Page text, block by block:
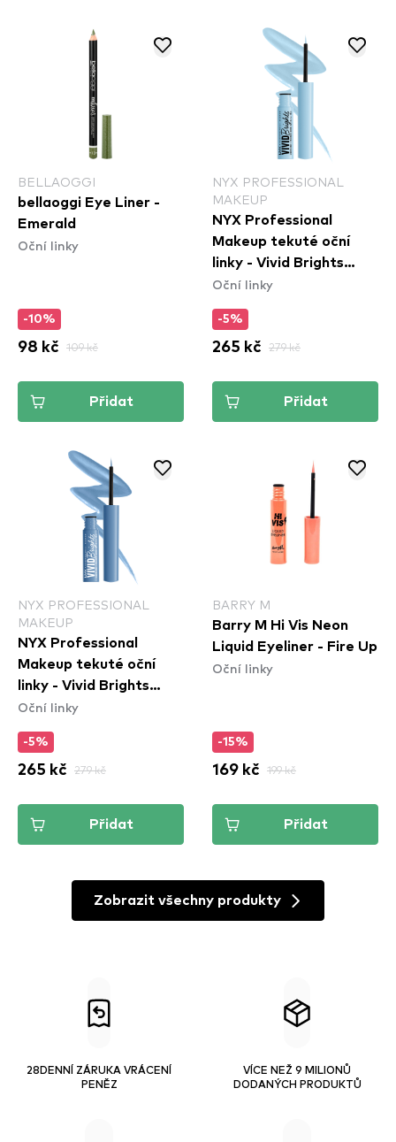
BELLAOGGI
bellaoggi Eye Liner -
Emerald
Oční linky
-10%
98 kč 109 kč
Přidat
NYX PROFESSIONAL
MAKEUP
NYX Professional
Makeup tekuté oční
linky - Vivid Brights
Colored Liquid Eyeliner
Oční linky
-5%
265 kč 279 kč
Přidat
NYX PROFESSIONAL
MAKEUP
NYX Professional
Makeup tekuté oční
linky - Vivid Brights
Colored Liquid Eyeliner
(VBLL05)
Oční linky
-5%
265 kč 279 kč
Přidat
BARRY M
Barry M Hi Vis Neon
Liquid Eyeliner - Fire Up
Oční linky
-15%
169 kč 199 kč
Přidat
Zobrazit všechny produkty
28DENNÍ ZÁRUKA VRÁCENÍ
PENĚZ
VÍCE NEŽ 9 MILIONŮ
DODANÝCH PRODUKTŮ